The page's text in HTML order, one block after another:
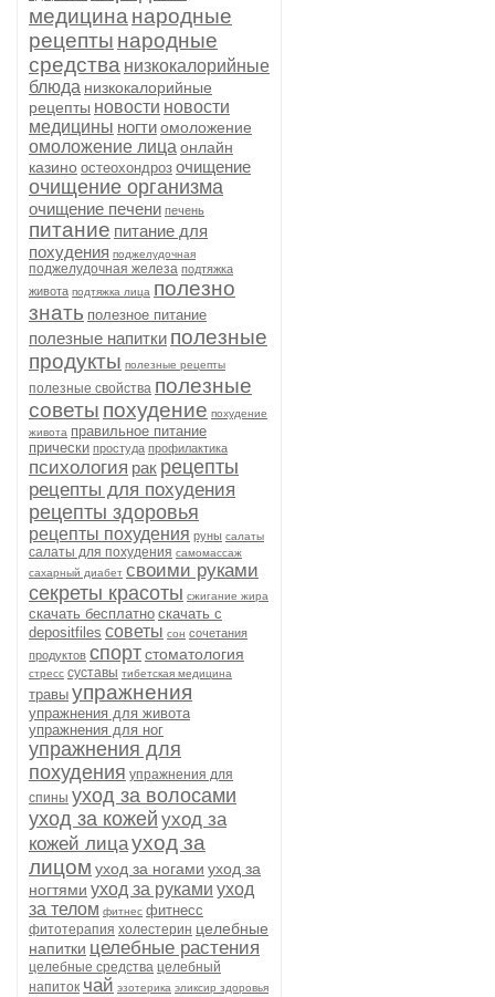
медицина народные
рецепты народные
средства низкокалорийные
блюда низкокалорийные
рецепты новости новости
медицины ногтиомоложение
омоложение лица онлайн
казино остеохондроз очищение
очищение организма
очищение печени печень
питание питание для
похудения поджелудочная
поджелудочная железа подтяжка
живота подтяжка лица полезно
знать полезное питание
полезные напитки полезные
продукты полезные рецепты
полезные свойства полезные
советы похудение похудение
живота правильное питание
прически простуда профилактика
психология рак рецепты
рецепты для похудения
рецепты здоровья
рецепты похудения руны салаты
салаты для похудения самомассаж
сахарный диабет своими руками
секреты красоты сжигание жира
скачать бесплатно скачать с
depositfiles советы сон сочетания
продуктов спортстоматология
стресс суставы тибетская медицина
травы упражнения
упражнения для живота
упражнения для ног
упражнения для
похудения упражнения для
спины уход за волосами
уход за кожей уход за
кожей лицауход за
лицом уход за ногами уход за
ногтями уход за руками уход
за телом фитнес фитнесс
фитотерапия холестерин целебные
напитки целебные растения
целебные средства целебный
напиток чай эзотерика эликсир здоровья